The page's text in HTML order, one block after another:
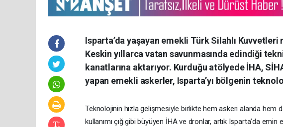
​Isparta’da yaşayan emekli Türk Silahlı
Keskin yıllarca vatan savunmasında edindiği
kanatlarına aktarıyor. Kurduğu atölyede İHA,
yapan emekli askerler, Isparta’yı bölgenin
​Teknolojinin hızla gelişmesiyle birlikte hem askeri alanda hem
kullanımı çığ gibi büyüyen İHA ve dronlar, artık Isparta’da